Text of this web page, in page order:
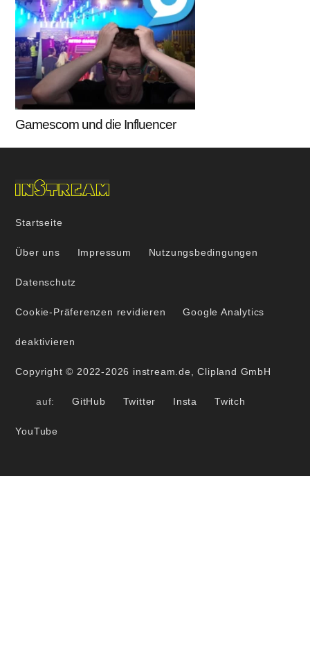
Gamescom und die Influencer
Startseite
Über uns Impressum Nutzungsbedingungen
Datenschutz
Cookie-Präferenzen revidieren Google Analytics
deaktivieren
Copyright © 2022-2026 instream.de, Clipland GmbH
auf: GitHub Twitter Insta Twitch
YouTube